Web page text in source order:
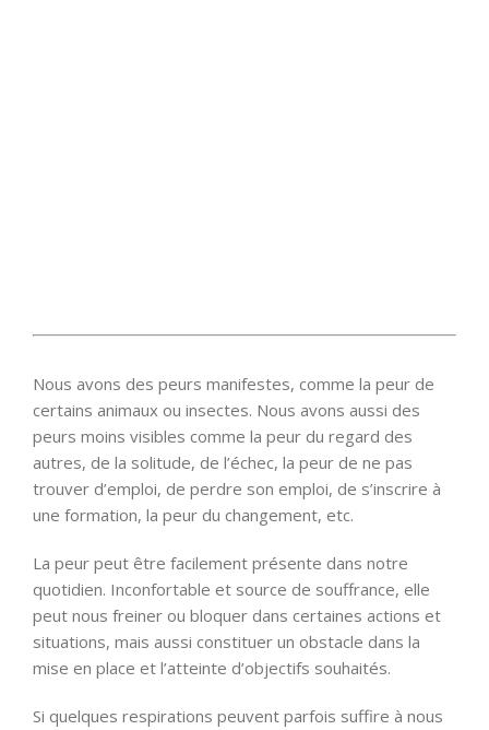
Nous avons des peurs manifestes, comme la peur de
certains animaux ou insectes. Nous avons aussi des
peurs moins visibles comme la peur du regard des
autres, de la solitude, de l’échec, la peur de ne pas
trouver d’emploi, de perdre son emploi, de s’inscrire à
une formation, la peur du changement, etc.
La peur peut être facilement présente dans notre
quotidien. Inconfortable et source de souffrance, elle
peut nous freiner ou bloquer dans certaines actions et
situations, mais aussi constituer un obstacle dans la
mise en place et l’atteinte d’objectifs souhaités.
Si quelques respirations peuvent parfois suffire à nous